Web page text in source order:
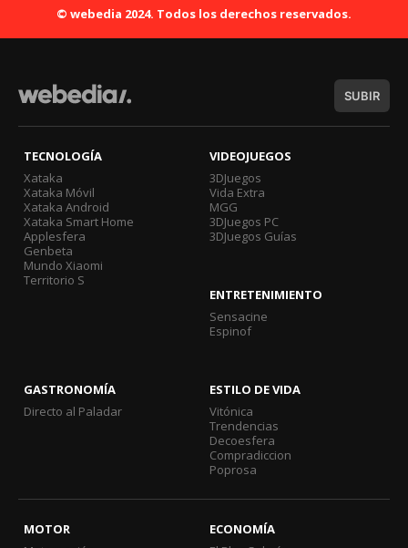
© webedia 2024. Todos los derechos reservados.
SUBIR
TECNOLOGÍA
Xataka
Xataka Móvil
Xataka Android
Xataka Smart Home
Applesfera
Genbeta
Mundo Xiaomi
Territorio S
VIDEOJUEGOS
3DJuegos
Vida Extra
MGG
3DJuegos PC
3DJuegos Guías
ENTRETENIMIENTO
Sensacine
Espinof
GASTRONOMÍA
Directo al Paladar
ESTILO DE VIDA
Vitónica
Trendencias
Decoesfera
Compradiccion
Poprosa
MOTOR
ECONOMÍA